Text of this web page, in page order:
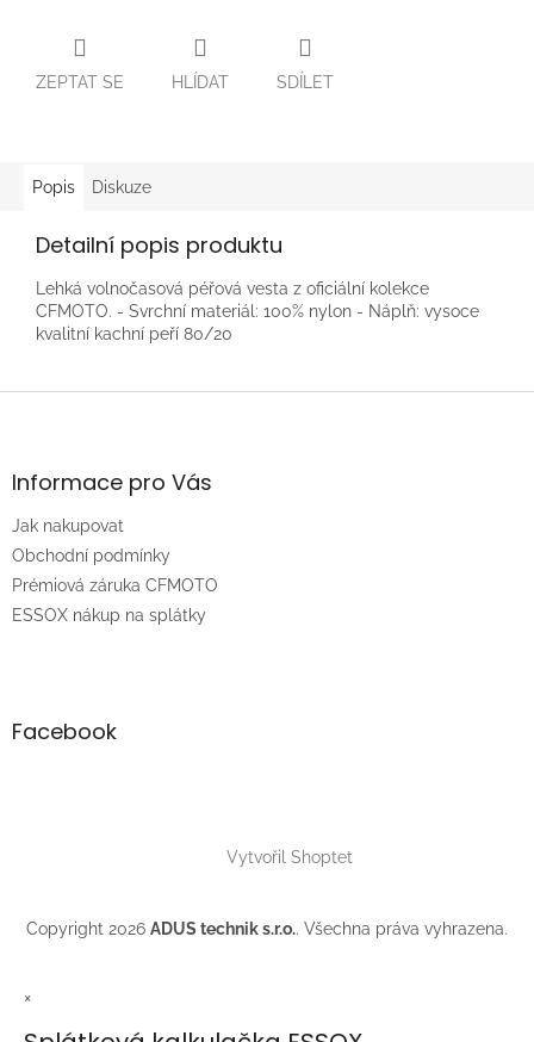
ZEPTAT SE HLÍDAT SDÍLET
Popis Diskuze
Detailní popis produktu
Lehká volnočasová péřová vesta z oficiální kolekce
CFMOTO. - Svrchní materiál: 100% nylon - Náplň: vysoce
kvalitní kachní peří 80/20
Z
aInformace pro Vás
Jak nakupovat
Obchodní podmínky
Prémiová záruka CFMOTO
ESSOX nákup na splátky
Facebook
Vytvořil Shoptet
Copyright 2026 ADUS technik s.r.o.. Všechna práva vyhrazena.
×